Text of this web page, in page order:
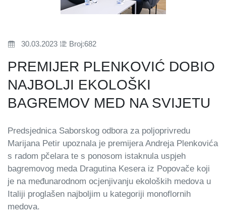
30.03.2023 Broj:682
PREMIJER PLENKOVIĆ DOBIO
NAJBOLJI EKOLOŠKI
BAGREMOV MED NA SVIJETU
Predsjednica Saborskog odbora za poljoprivredu
Marijana Petir upoznala je premijera Andreja Plenkovića
s radom pčelara te s ponosom istaknula uspjeh
bagremovog meda Dragutina Kesera iz Popovače koji
je na međunarodnom ocjenjivanju ekoloških medova u
Italiji proglašen najboljim u kategoriji monoflornih
medova.